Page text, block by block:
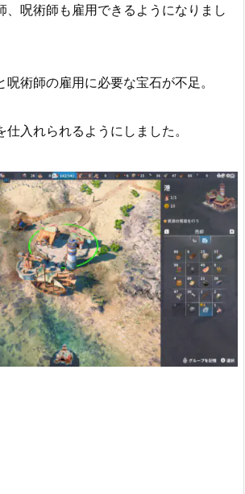
、呪術師も雇用できるようになりまし
術師の雇用に必要な宝石が不足。
入れられるようにしました。